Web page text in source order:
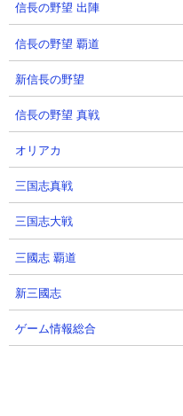
６．異界にゃんこ塔
った6種ニャンピュ攻略
【出撃メンバー】
信長の野望 出陣
信長の野望 覇道
新信長の野望
信長の野望 真戦
オリアカ
三国志真戦
三国志大戦
三國志 覇道
新三國志
ゲーム情報総合